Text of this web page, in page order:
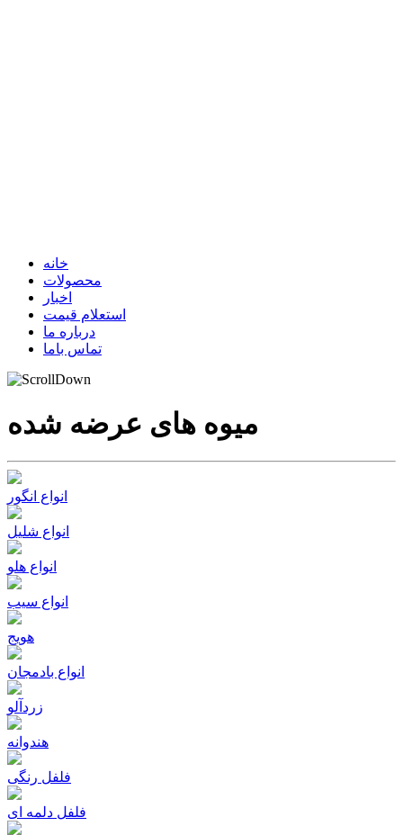
خانه
محصولات
اخبار
استعلام قیمت
درباره ما
تماس باما
میوه های عرضه شده
انواع انگور
انواع شلیل
انواع هلو
انواع سیب
هویج
انواع بادمجان
زردآلو
هندوانه
فلفل رنگی
فلفل دلمه ای